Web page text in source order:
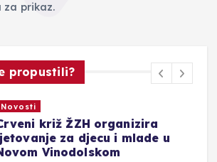
za prikaz.
propustili?
Novosti
križ ŽZH organizira
za djecu i mlade u
Vinodolskom